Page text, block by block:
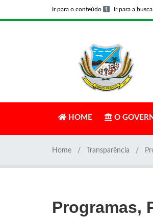
Ir para o conteúdo 1 Ir para a busca
HOME O
Home Transparência
Programas,